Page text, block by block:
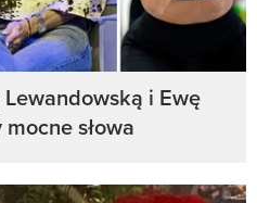
i Ewę
słowa